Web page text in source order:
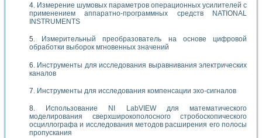
Измерение шумовых параметров операционных усилителей с
применением аппаратно-программных средств NATIONAL
INSTRUMENTS
Измерительный преобразователь на основе цифровой
обработки выборок мгновенных значений
Инструменты для исследования выравнивания электрических
каналов
Инструменты для исследования компенсации эхо-сигналов
Использование NI LabVIEW для математического
моделирования сверхширокополосного стробоскопического
осциллографа и исследования методов расширения его полосы
пропускания